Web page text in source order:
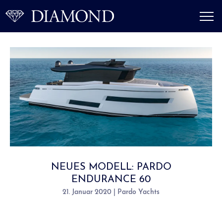
NEUES MODELL: PARDO
ENDURANCE 60
21. Januar 2020 | Pardo Yachts